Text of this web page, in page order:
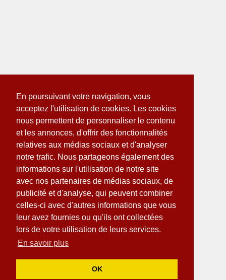
En poursuivant votre navigation, vous
acceptez l'utilisation de cookies. Les cookies
nous permettent de personnaliser le contenu
et les annonces, d'offrir des fonctionnalités
relatives aux médias sociaux et d'analyser
notre trafic. Nous partageons également des
informations sur l'utilisation de notre site
avec nos partenaires de médias sociaux, de
publicité et d'analyse, qui peuvent combiner
celles-ci avec d'autres informations que vous
leur avez fournies ou qu'ils ont collectées
lors de votre utilisation de leurs services.
En savoir plus
OK